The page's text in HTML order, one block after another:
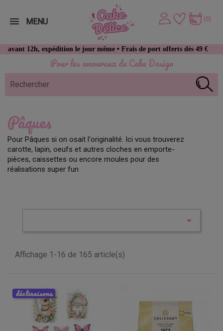
Pour les amoureux du Cake Design
12h, expédition le jour même • Frais de port offerts dès 49 € d’achat
(0)
MENU
Pâques
Pour Pâques si on osait l'originalité. Ici vous trouverez
carotte, lapin, oeufs et autres cloches en emporte-
pièces, caissettes ou encore moules pour des
réalisations super fun

Affichage 1-16 de 165 article(s)
déclinaisons